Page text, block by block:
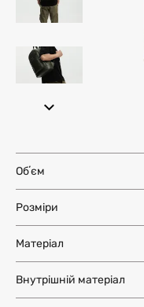
Обʼєм
Розміри
Матеріал
Внутрішній матеріал